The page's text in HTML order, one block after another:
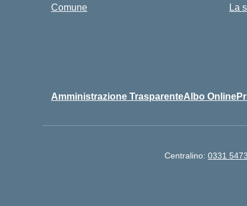
Comune
La
Amministrazione TrasparenteAlbo Online
Centralino: 0331